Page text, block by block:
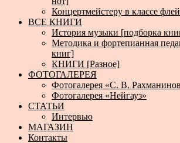
Концертмейстеру в классе
ВСЕ КНИГИ
История музыки [подборка
Методика и фортепианная
книг]
КНИГИ [Разное]
ФОТОГАЛЕРЕЯ
Фотогалерея «С. В.
Фотогалерея «Нейгауз»
СТАТЬИ
Интервью
МАГАЗИН
Контакты